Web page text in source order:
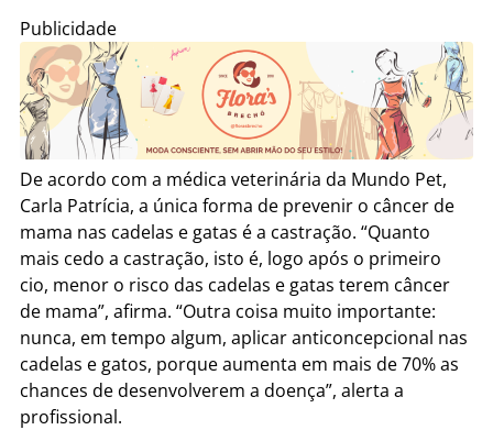
Publicidade
De acordo com a médica veterinária da Mundo Pet,
Carla Patrícia, a única forma de prevenir o câncer de
mama nas cadelas e gatas é a castração. “Quanto
mais cedo a castração, isto é, logo após o primeiro
cio, menor o risco das cadelas e gatas terem câncer
de mama”, afirma. “Outra coisa muito importante:
nunca, em tempo algum, aplicar anticoncepcional nas
cadelas e gatos, porque aumenta em mais de 70% as
chances de desenvolverem a doença”, alerta a
profissional.